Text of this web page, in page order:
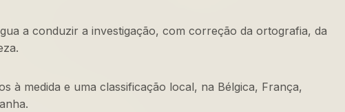
a conduzir a investigação, com correção da ortografia, da
à medida e uma classificação local, na Bélgica, França,